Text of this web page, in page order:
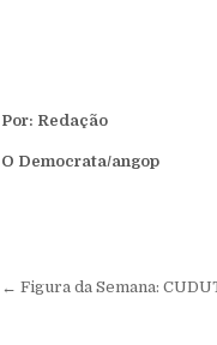
Por: Redação
O Democrata/angop
Navegação
← Figura da Semana: